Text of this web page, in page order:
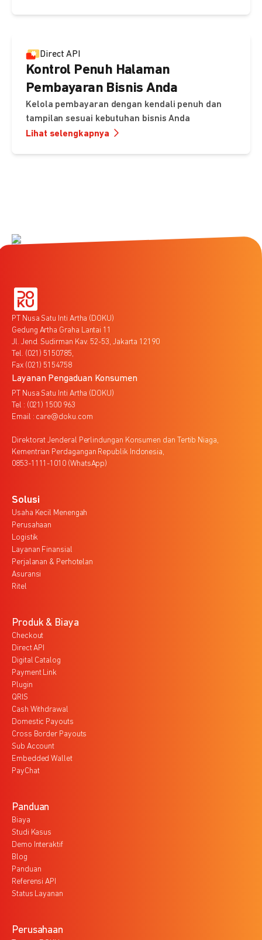
Direct API
Kontrol Penuh Halaman
Pembayaran Bisnis Anda
Kelola pembayaran dengan kendali penuh dan
tampilan sesuai kebutuhan bisnis Anda
Lihat selengkapnya
PT Nusa Satu Inti Artha (DOKU)
Gedung Artha Graha Lantai 11
Jl. Jend. Sudirman Kav. 52-53, Jakarta 12190
Tel. (021) 5150785,
Fax (021) 5154758
Layanan Pengaduan Konsumen
PT Nusa Satu Inti Artha (DOKU)
Tel : (021) 1500 963
Email : care@doku.com
Direktorat Jenderal Perlindungan Konsumen dan Tertib Niaga,
Kementrian Perdagangan Republik Indonesia,
0853-1111-1010 (WhatsApp)
Solusi
Usaha Kecil Menengah
Perusahaan
Logistik
Layanan Finansial
Perjalanan & Perhotelan
Asuransi
Ritel
Produk & Biaya
Checkout
Direct API
Digital Catalog
Payment Link
Plugin
QRIS
Cash Withdrawal
Domestic Payouts
Cross Border Payouts
Sub Account
Embedded Wallet
PayChat
Panduan
Biaya
Studi Kasus
Demo Interaktif
Blog
Panduan
Referensi API
Status Layanan
Perusahaan